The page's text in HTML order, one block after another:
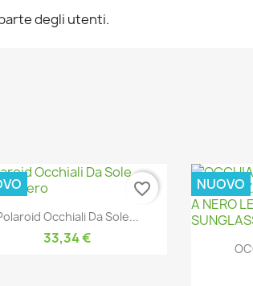
degli utenti.
Anteprima
Occhiali Da Sole...
33,34 €
favorite_border NUOVO